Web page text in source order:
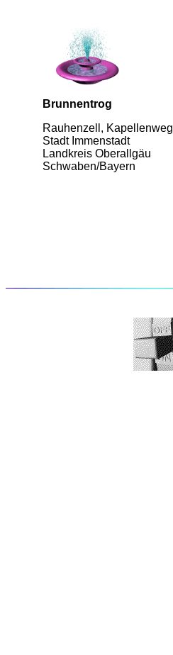
Brunnentrog
Rauhenzell, Kapellenweg
Stadt Immenstadt
Landkreis Oberallgäu
Schwaben/Bayern